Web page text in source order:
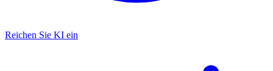
Reichen Sie KI ein